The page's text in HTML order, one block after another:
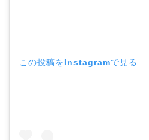
この投稿をInstagramで見る